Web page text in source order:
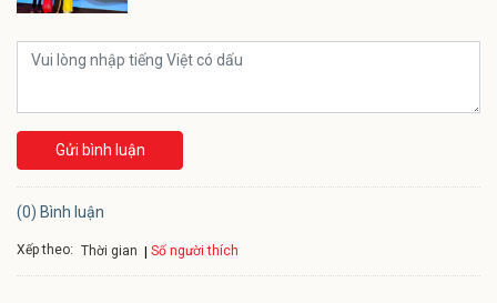
Gửi bình luận
(0) Bình luận
Xếp theo: Thời gian Số người thích